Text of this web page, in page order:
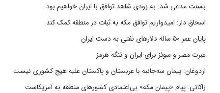
بسنت مدعی شد: به زودی شاهد توافق با ایران خواهیم بود
اسحاق دار: امیدواریم توافق مکه به ثبات در منطقه کمک کند
پایان عمر ۵۰ ساله دلارهای نفتی به دست ایران
عبرت مصر و سوئز برای ایران و تنگه هرمز
اردوغان: پیمان سه‌جانبه با عربستان و پاکستان علیه هیچ کشوری نیست
زاکانی: پیام «پیمان مکه» بی‌اعتمادی کشورهای منطقه به آمریکاست